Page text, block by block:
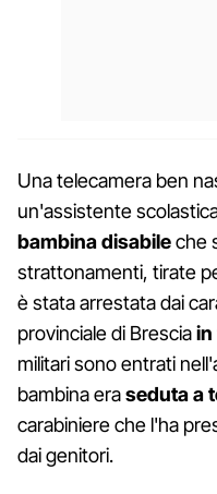
Una telecamera ben
un'assistente
bambina disabileche
strattonamenti, tirate
è stata arrestata dai
provinciale di Bresciain
militari sono entrati
bambina eraseduta a
carabiniere che l'ha
dai genitori.